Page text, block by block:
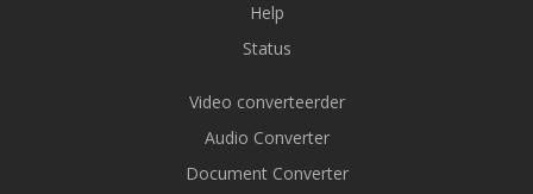
Help
Status
Video converteerder
Audio Converter
Document Converter